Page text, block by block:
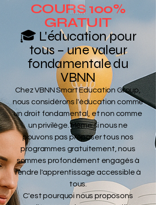
COURS 100%
GRATUIT
🎓 L'éducation pour
tous – une valeur
fondamentale du
VBNN
Chez VBNN Smart Education Group,
nous considérons l'éducation comme
un droit fondamental, et non comme
un privilège. Même si nous ne
pouvons pas proposer tous nos
programmes gratuitement, nous
sommes profondément engagés à
rendre l'apprentissage accessible à
tous.
C'est pourquoi nous proposons